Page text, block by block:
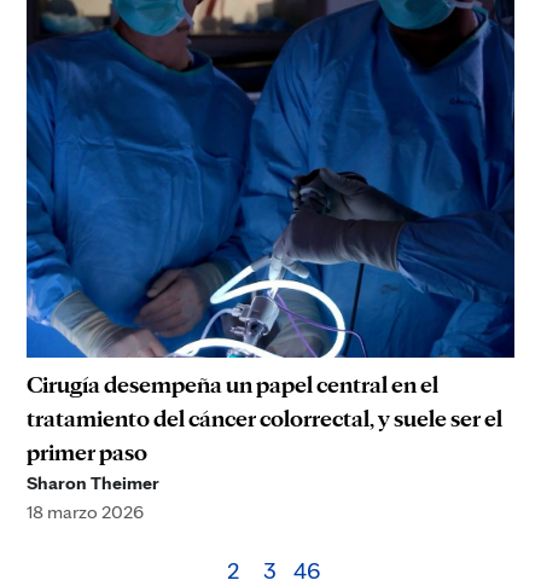
Cirugía desempeña un papel central en el
tratamiento del cáncer colorrectal, y suele ser el
primer paso
Sharon Theimer
18 marzo 2026
2 3 46